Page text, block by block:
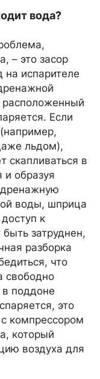
вода?
– это засор
испарителе
расположенный
Если
льдом),
скапливаться в
и образуя
воды, шприца
к
затруднен,
разборка
что
свободно
в поддоне
это
компрессором
который
воздуха для